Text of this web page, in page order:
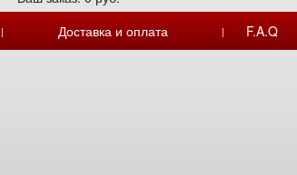
| Доставка и оплата | F.A.Q